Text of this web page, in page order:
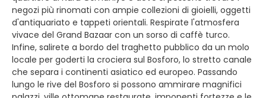
negozi più rinomati con ampie collezioni di gioielli, oggetti
d'antiquariato e tappeti orientali. Respirate l'atmosfera
vivace del Grand Bazaar con un sorso di caffè turco.
Infine, salirete a bordo del traghetto pubblico da un molo
locale per goderti la crociera sul Bosforo, lo stretto canale
che separa i continenti asiatico ed europeo. Passando
lungo le rive del Bosforo si possono ammirare magnifici